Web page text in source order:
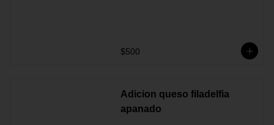
$500
Adicion queso filadelfia
apanado